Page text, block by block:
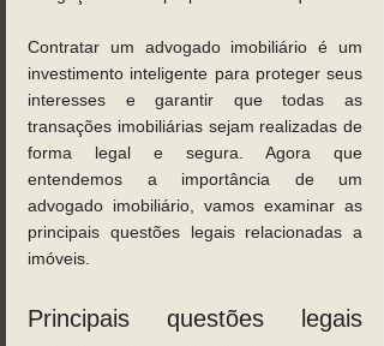
Contratar um advogado imobiliário é um
investimento inteligente para proteger seus
interesses e garantir que todas as
transações imobiliárias sejam realizadas de
forma legal e segura. Agora que
entendemos a importância de um
advogado imobiliário, vamos examinar as
principais questões legais relacionadas a
imóveis.
Principais questões legais